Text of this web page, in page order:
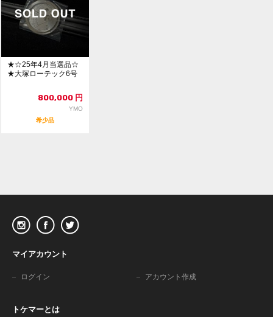
★☆25年4月当選品☆
★大塚ローテック6号
800,000 円
YMO
希少品
マイアカウント
ログイン アカウント作成
トケマーとは